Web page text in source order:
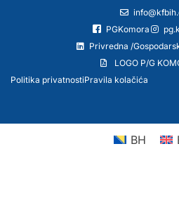
PGKomora
Privredna /
LOGO P/G
Politika privatnostiPravila kolačića
BH